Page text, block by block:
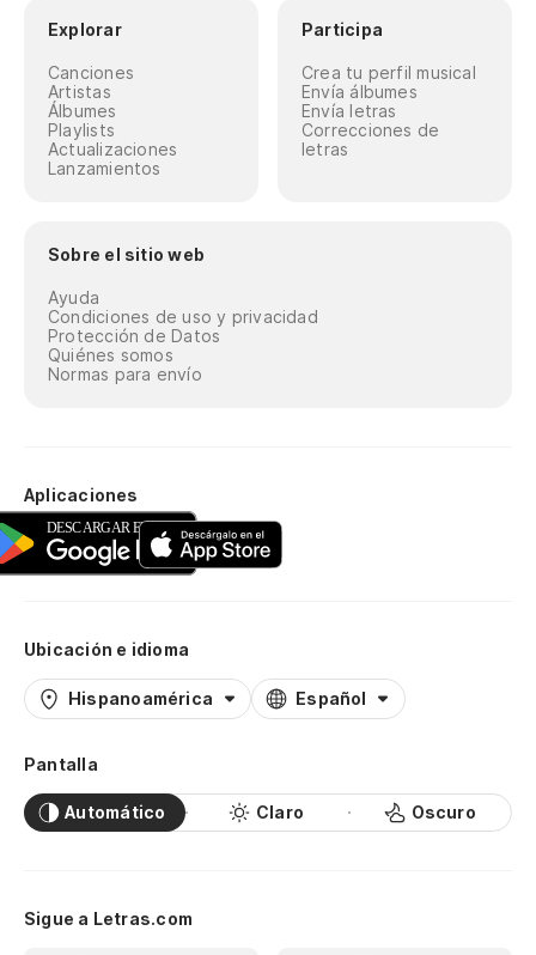
Explorar
Canciones
Artistas
Álbumes
Playlists
Actualizaciones
Lanzamientos
Participa
Crea tu perfil musical
Envía álbumes
Envía letras
Correcciones de
letras
Sobre el sitio web
Ayuda
Condiciones de uso y privacidad
Protección de Datos
Quiénes somos
Normas para envío
Aplicaciones
Ubicación e idioma
Hispanoamérica Español
Pantalla
Automático Claro Oscuro
Sigue a Letras.com